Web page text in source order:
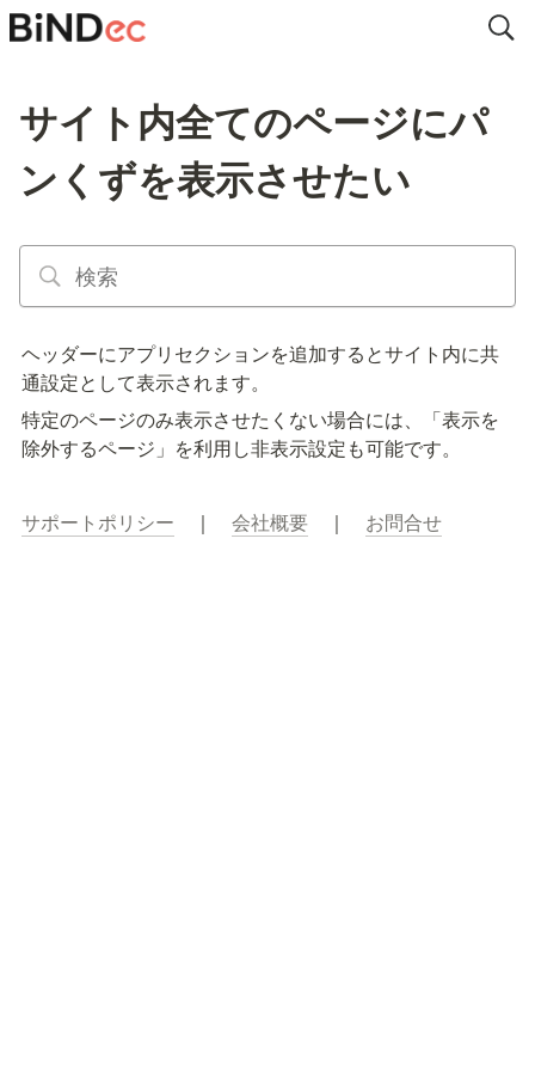
サイト内全てのページにパ
ンくずを表示させたい
ヘッダーにアプリセクションを追加するとサイト内に共
通設定として表示されます。
特定のページのみ表示させたくない場合には、「表示を
除外するページ」を利用し非表示設定も可能です。
サポートポリシー ｜ 会社概要 ｜ お問合せ